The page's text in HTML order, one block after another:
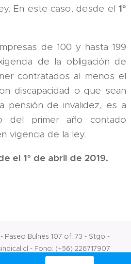
En este caso, desde el 1°
de 100 y hasta 199
de la obligación de
contratados al menos el
discapacidad o que sean
pensión de invalidez, es a
del primer año contado
vigencia de la ley.
el 1° de abril de 2019.
- Paseo Bulnes 107 of. 73 - Stgo -
- Fono: (+56) 226717907